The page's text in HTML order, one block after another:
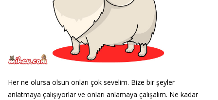
Her ne olursa olsun onları çok sevelim. Bize bir şeyler
anlatmaya çalışıyorlar ve onları anlamaya çalışalım. Ne kadar